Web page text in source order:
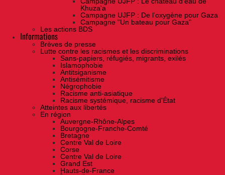
Khuza'a
Campagne UJFP : De l'oxygène pour Gaza
Campagne "Un bateau pour Gaza"
Les actions BDS
Informations
Brèves de presse
Lutte contre les racismes et les discriminations
Sans-papiers, réfugiés, migrants, exilés
Islamophobie
Antitsiganisme
Antisémitisme
Négrophobie
Racisme anti-asiatique
Racisme systémique, racisme d'État
Atteintes aux libertés
En région
Auvergne-Rhône-Alpes
Bourgogne-Franche-Comté
Bretagne
Centre Val de Loire
Corse
Centre Val de Loire
Grand Est
Hauts-de-France